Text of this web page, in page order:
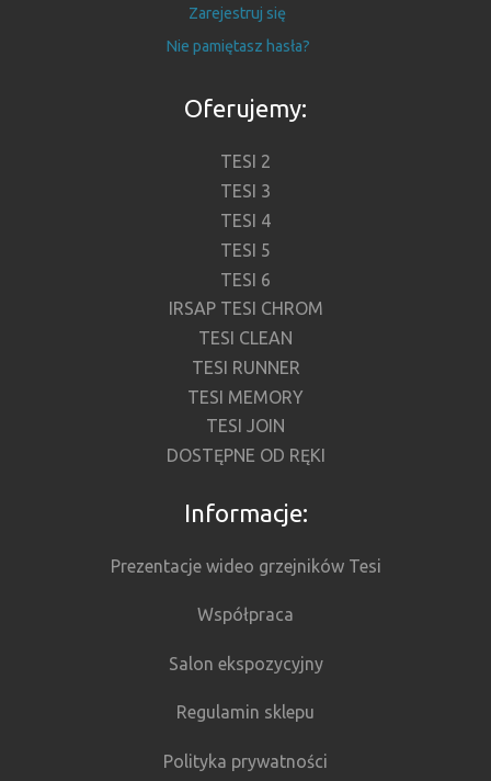
Zarejestruj się
Nie pamiętasz hasła?
Oferujemy:
TESI 2
TESI 3
TESI 4
TESI 5
TESI 6
IRSAP TESI CHROM
TESI CLEAN
TESI RUNNER
TESI MEMORY
TESI JOIN
DOSTĘPNE OD RĘKI
Informacje:
Prezentacje wideo grzejników Tesi
Współpraca
Salon ekspozycyjny
Regulamin sklepu
Polityka prywatności